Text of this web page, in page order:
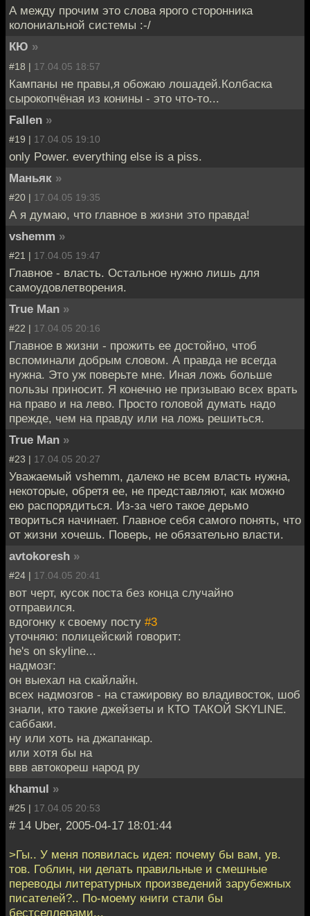
А между прочим это слова ярого сторонника
колониальной системы :-/
КЮ »
#18 | 17.04.05 18:57
Кампаны не правы,я обожаю лошадей.Колбаска
сырокопчёная из конины - это что-то...
Fallen »
#19 | 17.04.05 19:10
only Power. everything else is a piss.
Маньяк »
#20 | 17.04.05 19:35
А я думаю, что главное в жизни это правда!
vshemm »
#21 | 17.04.05 19:47
Главное - власть. Остальное нужно лишь для
самоудовлетворения.
True Man »
#22 | 17.04.05 20:16
Главное в жизни - прожить ее достойно, чтоб
вспоминали добрым словом. А правда не всегда
нужна. Это уж поверьте мне. Иная ложь больше
пользы приносит. Я конечно не призываю всех врать
на право и на лево. Просто головой думать надо
прежде, чем на правду или на ложь решиться.
True Man »
#23 | 17.04.05 20:27
Уважаемый vshemm, далеко не всем власть нужна,
некоторые, обретя ее, не представляют, как можно
ею распорядиться. Из-за чего такое дерьмо
твориться начинает. Главное себя самого понять, что
от жизни хочешь. Поверь, не обязательно власти.
avtokoresh »
#24 | 17.04.05 20:41
вот черт, кусок поста без конца случайно
отправился.
вдогонку к своему посту #3
уточняю: полицейский говорит:
he's on skyline...
надмозг:
он выехал на скайлайн.
всех надмозгов - на стажировку во владивосток, шоб
знали, кто такие джейзеты и КТО ТАКОЙ SKYLINE.
саббаки.
ну или хоть на джапанкар.
или хотя бы на
ввв автокореш народ ру
khamul »
#25 | 17.04.05 20:53
# 14 Uber, 2005-04-17 18:01:44
>Гы.. У меня появилась идея: почему бы вам, ув.
тов. Гоблин, ни делать правильные и смешные
переводы литературных произведений зарубежных
писателей?.. По-моему книги стали бы
бестселлерами...